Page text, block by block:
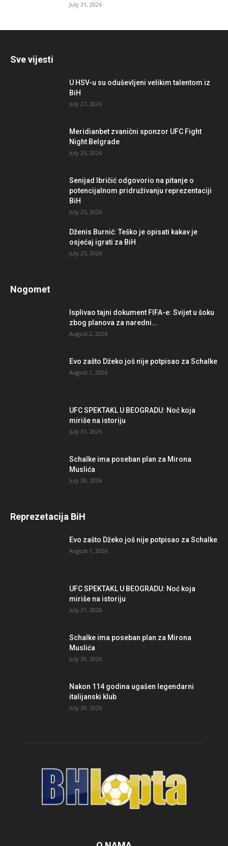
July 31, 2026
Sve vijesti
U HSV-u su oduševljeni velikim talentom iz
BiH
July 27, 2026
Meridianbet zvanični sponzor UFC Fight
Night Belgrade
July 25, 2026
Senijad Ibričić odgovorio na pitanje o
potencijalnom pridruživanju reprezentaciji
BiH
July 25, 2026
Dženis Burnić: Teško je opisati kakav je
osjećaj igrati za BiH
July 25, 2026
Nogomet
Isplivao tajni dokument FIFA-e: Svijet u šoku
zbog planova za naredni...
August 2, 2026
Evo zašto Džeko još nije potpisao za Schalke
August 1, 2026
UFC SPEKTAKL U BEOGRADU: Noć koja
miriše na istoriju
July 31, 2026
Schalke ima poseban plan za Mirona
Muslića
July 30, 2026
Reprezetacija BiH
Evo zašto Džeko još nije potpisao za Schalke
August 1, 2026
UFC SPEKTAKL U BEOGRADU: Noć koja
miriše na istoriju
July 31, 2026
Schalke ima poseban plan za Mirona
Muslića
July 30, 2026
Nakon 114 godina ugašen legendarni
italijanski klub
July 30, 2026